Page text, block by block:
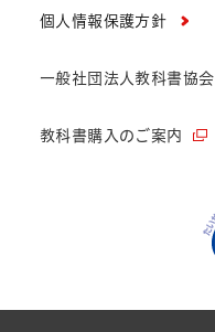
個人情報保護方針
一般社団法人教科書協会
教科書購入のご案内